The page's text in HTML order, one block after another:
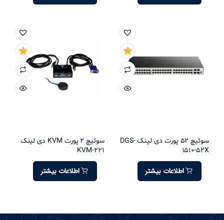
سوئیچ 52 پورت دی لینک DGS-
1510-52X
اطلاعات بیشتر
سوئیچ 2 پورت KVM دی لینک
KVM-221
اطلاعات بیشتر